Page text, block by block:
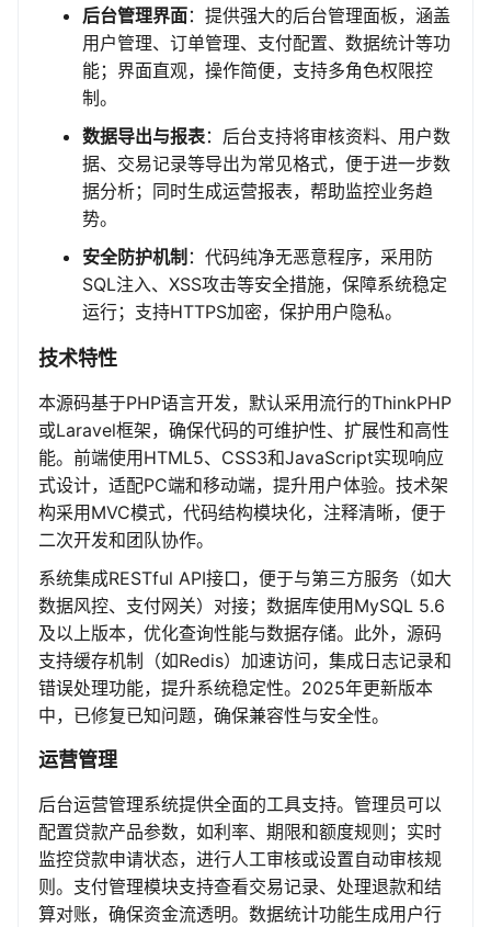
后台管理界面：提供强大的后台管理面板，涵盖
用户管理、订单管理、支付配置、数据统计等功
能；界面直观，操作简便，支持多角色权限控
制。
数据导出与报表：后台支持将审核资料、用户数
据、交易记录等导出为常见格式，便于进一步数
据分析；同时生成运营报表，帮助监控业务趋
势。
安全防护机制 ：代码纯净无恶意程序，采用防
SQL注入、XSS攻击等安全措施，保障系统稳定
运行；支持HTTPS加密，保护用户隐私。
技术特性
本源码基于PHP语言开发，默认采用流行的ThinkPHP
或Laravel框架，确保代码的可维护性、扩展性和高性
能。前端使用HTML5、CSS3和JavaScript实现响应
式设计，适配PC端和移动端，提升用户体验。技术架
构采用MVC模式，代码结构模块化，注释清晰，便于
二次开发和团队协作。
系统集成RESTful API接口，便于与第三方服务（如大
数据风控、支付网关）对接；数据库使用MySQL 5.6
及以上版本，优化查询性能与数据存储。此外，源码
支持缓存机制（如Redis）加速访问，集成日志记录和
错误处理功能，提升系统稳定性。2025年更新版本
中，已修复已知问题，确保兼容性与安全性。
运营管理
后台运营管理系统提供全面的工具支持。管理员可以
配置贷款产品参数，如利率、期限和额度规则；实时
监控贷款申请状态，进行人工审核或设置自动审核规
则。支付管理模块支持查看交易记录、处理退款和结
算对账，确保资金流透明。数据统计功能生成用户行